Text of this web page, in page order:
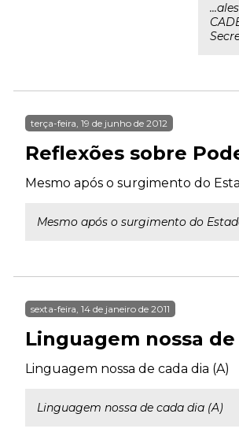
terça-feira, 19 de junho de 2012
Reflexões sobre
Mesmo após o surgimento do
Mesmo após o surgimento do
sexta-feira, 14 de janeiro de 2011
Linguagem nossa de
Linguagem nossa de cada dia (A)
Linguagem nossa de cada dia (A)